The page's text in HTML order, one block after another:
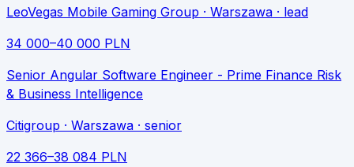
LeoVegas Mobile Gaming Group · Warszawa · lead
34 000–40 000 PLN
Senior Angular Software Engineer - Prime Finance Risk
& Business Intelligence
Citigroup · Warszawa · senior
22 366–38 084 PLN